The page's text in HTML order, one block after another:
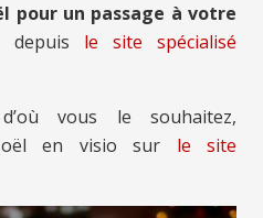
pour un passage à votre
depuis le site spécialisé
vous le souhaitez,
en visio sur le site